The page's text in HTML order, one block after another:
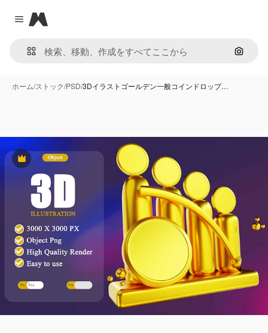
Close menu
Magnific
画像で
ホーム/ストック/PSD/3Dイラストゴールデン一般コインドロップ…
Premium